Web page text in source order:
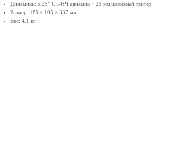
Динамики: 5.25″ СЧ-НЧ динамик + 25 мм шёлковый твитер
Размер: 185 × 105 × 337 мм
Вес: 4.1 кг